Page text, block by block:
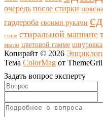
очередь после стирки
гардероба своими руками
стиле стиральной машине
мыло цветовой гамме шнуровка
Копирайт © 2026
Тема ColorMag от
Задать вопрос эксперту